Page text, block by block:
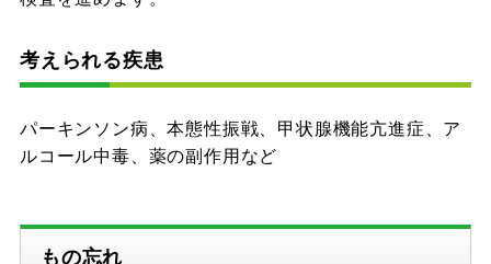
考えられる疾患
パーキンソン病、本態性振戦、甲状腺機能亢進症、ア
ルコール中毒、薬の副作用など
もの忘れ